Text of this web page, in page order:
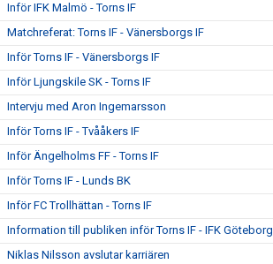
Inför IFK Malmö - Torns IF
Matchreferat: Torns IF - Vänersborgs IF
Inför Torns IF - Vänersborgs IF
Inför Ljungskile SK - Torns IF
Intervju med Aron Ingemarsson
Inför Torns IF - Tvååkers IF
Inför Ängelholms FF - Torns IF
Inför Torns IF - Lunds BK
Inför FC Trollhättan - Torns IF
Information till publiken inför Torns IF - IFK Göteborg
Niklas Nilsson avslutar karriären